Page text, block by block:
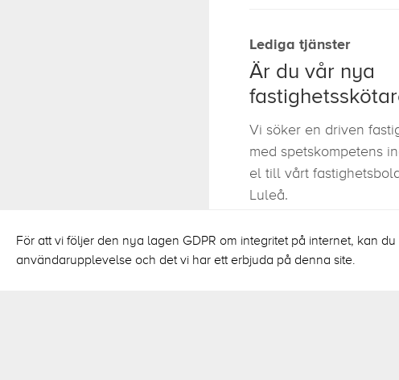
Lediga tjänster
Är du vår nya
Vi söker en driven
med spetskompetens
el till vårt
Luleå.
Läs mer om tjänsten
För att vi följer den nya lagen GDPR om integritet på internet, kan
användarupplevelse och det vi har ett erbjuda på denna site.